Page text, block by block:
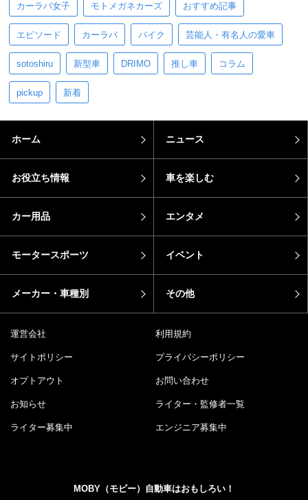
カーラバ女子 モトメガネカーズ おすすめ記事
エピソード カーラバ バイク 芸能人・有名人の愛車
sotoshiru 新型車 DRIMO 推し車 コラム
pickup 新着
ホーム ニュース
お役立ち情報 車を楽しむ
カー用品 エンタメ
モータースポーツ イベント
メーカー・車種別 その他
運営会社 利用規約
サイトポリシー プライバシーポリシー
オプトアウト お問い合わせ
お知らせ ライター・監修者一覧
ライター募集中 エンジニア募集中
MOBY（モビー）自動車はおもしろい！